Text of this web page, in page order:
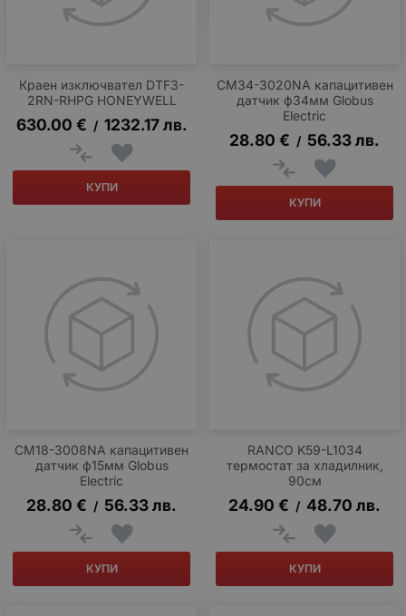
Краен изключвател DTF3-
2RN-RHPG HONEYWELL
630.00 € / 1232.17 лв.
КУПИ
CM34-3020NA капацитивен
датчик ф34мм Globus
Еlectric
28.80 € / 56.33лв.
КУПИ
CM18-3008NA капацитивен
датчик ф15мм Globus
Еlectric
28.80 € / 56.33лв.
КУПИ
RANCO K59-L1034
термостат за хладилник,
90см
24.90 € / 48.70 лв.
КУПИ